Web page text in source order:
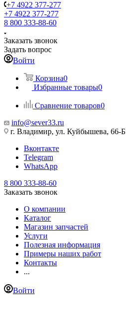
+7 4922 377-277
+7 4922 377-277
8 800 333-88-60
Заказать звонок
Задать вопрос
Войти
Корзина0
Избранные товары0
Сравнение товаров0
info@sever33.ru
г. Владимир, ул. Куйбышева, 66-Б
Вконтакте
Telegram
WhatsApp
8 800 333-88-60
Заказать звонок
О компании
Каталог
Магазин запчастей
Услуги
Полезная информация
Примеры наших работ
Контакты
...
Войти